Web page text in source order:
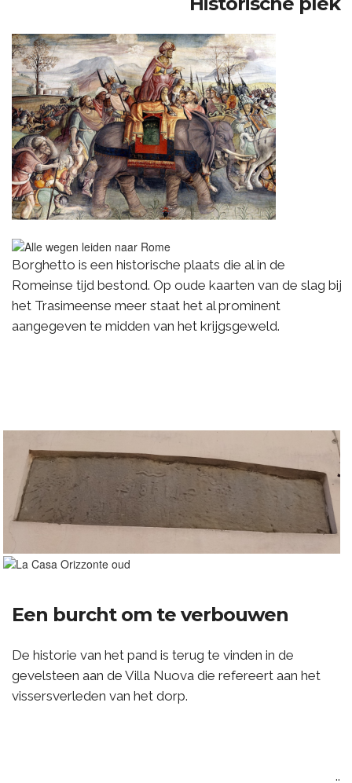
Borghetto is een historische plaats die al in de
Romeinse tijd bestond. Op oude kaarten van de slag bij
het Trasimeense meer staat het al prominent
aangegeven te midden van het krijgsgeweld.
Een burcht om te verbouwen
De historie van het pand is terug te vinden in de
gevelsteen aan de Villa Nuova die refereert aan het
vissersverleden van het dorp.
..